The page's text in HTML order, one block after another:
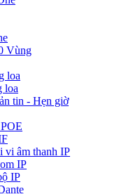
Vùng
loa
loa
tin - Hẹn giờ
vi âm thanh IP
IP
IP